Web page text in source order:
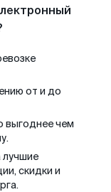
от и до
выгоднее чем
лучшие
скидки и